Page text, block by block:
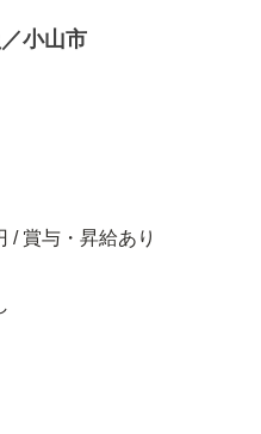
小山市
/ 賞与・昇給あり